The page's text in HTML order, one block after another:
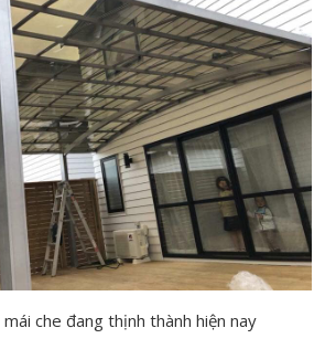
che đang thịnh thành hiện nay